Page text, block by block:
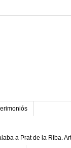
a Prat de la Riba.